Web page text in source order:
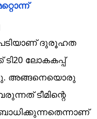
ദുരൂഹത
ടി20 ലോകകപ്പ്
അങ്ങനെയൊരു
ടീമിന്റെ